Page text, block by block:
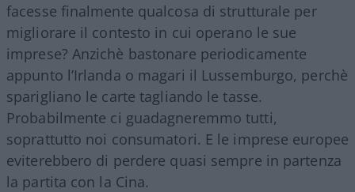
facesse finalmente qualcosa di strutturale per
migliorare il contesto in cui operano le sue
imprese? Anzichè bastonare periodicamente
appunto l’Irlanda o magari il Lussemburgo, perchè
sparigliano le carte tagliando le tasse.
Probabilmente ci guadagneremmo tutti,
soprattutto noi consumatori. E le imprese europee
eviterebbero di perdere quasi sempre in partenza
la partita con la Cina.